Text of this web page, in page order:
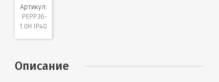
Артикул:
PEPP36-
1.0H IP40
Описание